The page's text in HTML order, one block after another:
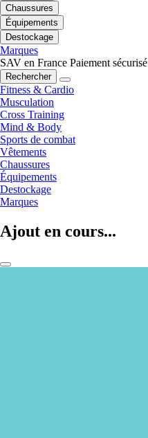
Chaussures
Équipements
Destockage
Marques
SAV en France Paiement sécurisé
Rechercher
Fitness & Cardio
Musculation
Cross Training
Mind & Body
Sports de combat
Vêtements
Chaussures
Équipements
Destockage
Marques
Ajout en cours...